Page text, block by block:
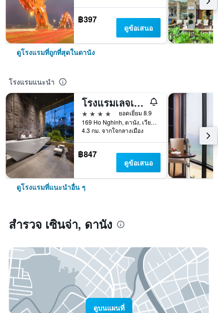
฿397
ดูข้อเสนอ
ดูโรงแรมที่ถูกที่สุดในดานัง
โรงแรมแนะนำ
โรงแรมเลจเอ็นด์ บูทีค
4 ดาว
ยอดเยี่ยม 8.9
169 Ho Nghinh, ดานัง, เวียดนาม
4.3 กม. จากใจกลางเมือง
฿847
ดูข้อเสนอ
ดูโรงแรมที่แนะนำอื่น ๆ
สำรวจ เซินจ่า, ดานัง
ดูบนแผนที่